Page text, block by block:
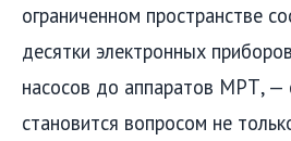
ограниченном пространстве
десятки электронных
насосов до аппаратов МРТ,
становится вопросом не